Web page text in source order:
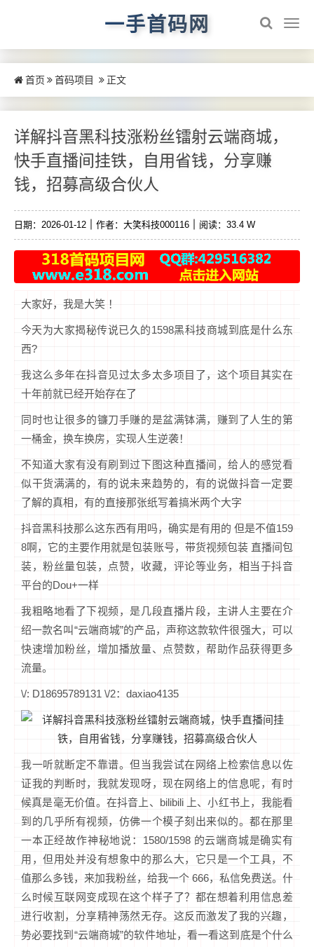
一手首码网
首页 首码项目 正文
详解抖音黑科技涨粉丝镭射云端商城，
快手直播间挂铁，自用省钱，分享赚
钱，招募高级合伙人
日期：2026-01-12 作者：大笑科技000116 阅读：33.4 W
大家好，我是大笑 ！
今天为大家揭秘传说已久的1598黑科技商城到底是什么东
西?
我这么多年在抖音见过太多太多项目了，这个项目其实在
十年前就已经开始存在了
同时也让很多的镰刀手赚的是盆满钵满，赚到了人生的第
一桶金，换车换房，实现人生逆袭！
不知道大家有没有刷到过下图这种直播间，给人的感觉看
似干货满满的，有的说未来趋势的，有的说做抖音一定要
了解的真相，有的直接那张纸写着搞米两个大字
抖音黑科技那么这东西有用吗，确实是有用的 但是不值159
8啊，它的主要作用就是包装账号，带货视频包装 直播间包
装，粉丝量包装，点赞，收藏，评论等业务，相当于抖音
平台的Dou+一样
我粗略地看了下视频，是几段直播片段，主讲人主要在介
绍一款名叫“云端商城”的产品，声称这款软件很强大，可以
快速增加粉丝，增加播放量、点赞数，帮助作品获得更多
流量。
\/: D18695789131 \/2：daxiao4135
我一听就断定不靠谱。但当我尝试在网络上检索信息以佐
证我的判断时，我就发现呀，现在网络上的信息呢，有时
候真是毫无价值。在抖音上、bilibili 上、小红书上，我能看
到的几乎所有视频，仿佛一个模子刻出来似的。都在那里
一本正经故作神秘地说：1580/1598 的云端商城是确实有
用，但用处并没有想象中的那么大，它只是一个工具，不
值那么多钱，来加我粉丝，给我一个 666，私信免费送。什
么时候互联网变成现在这个样子了？都在想着利用信息差
进行收割，分享精神荡然无存。这反而激发了我的兴趣，
势必要找到“云端商城”的软件地址，看一看这到底是个什么